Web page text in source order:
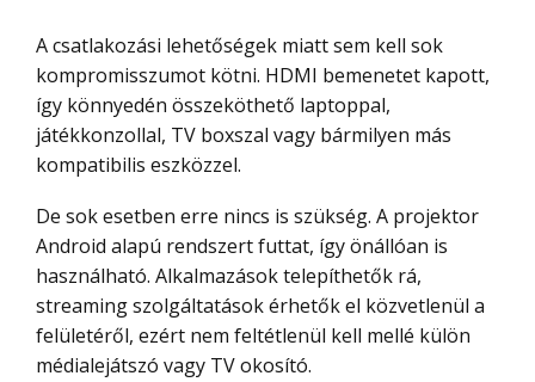
A csatlakozási lehetőségek miatt sem kell sok
kompromisszumot kötni. HDMI bemenetet kapott,
így könnyedén összeköthető laptoppal,
játékkonzollal, TV boxszal vagy bármilyen más
kompatibilis eszközzel.
De sok esetben erre nincs is szükség. A projektor
Android alapú rendszert futtat, így önállóan is
használható. Alkalmazások telepíthetők rá,
streaming szolgáltatások érhetők el közvetlenül a
felületéről, ezért nem feltétlenül kell mellé külön
médialejátszó vagy TV okosító.